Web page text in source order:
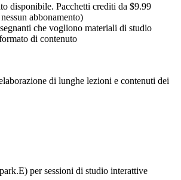
disponibile. Pacchetti crediti da $9.99
abbonamento)
che vogliono materiali di studio
di contenuto
di lunghe lezioni e contenuti dei
per sessioni di studio interattive